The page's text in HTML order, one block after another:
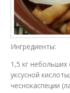
Ингредиенты:
1,5 кг
уксусной
чеснокаспеции